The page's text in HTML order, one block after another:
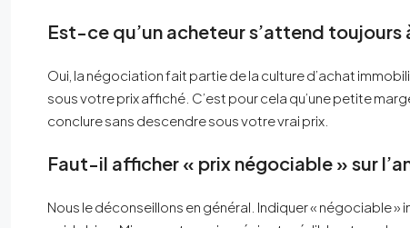
Est-ce qu’un acheteur s’attend toujours
Oui, la négociation fait partie de la culture d’achat
sous votre prix affiché. C’est pour cela qu’une petite
conclure sans descendre sous votre vrai prix.
Faut-il afficher « prix négociable » sur
Nous le déconseillons en général. Indiquer « négociable